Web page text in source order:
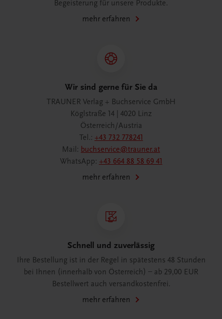
Begeisterung für unsere Produkte.
mehr erfahren
Wir sind gerne für Sie da
TRAUNER Verlag + Buchservice GmbH
Köglstraße 14 | 4020 Linz
Österreich/Austria
Tel.: +43 732 778241
Mail: buchservice@trauner.at
WhatsApp: +43 664 88 58 69 41
mehr erfahren
Schnell und zuverlässig
Ihre Bestellung ist in der Regel in spätestens 48 Stunden
bei Ihnen (innerhalb von Österreich) – ab 29,00 EUR
Bestellwert auch versandkostenfrei.
mehr erfahren